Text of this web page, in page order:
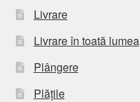
Livrare
Livrare în toată lumea
Plângere
Plățile